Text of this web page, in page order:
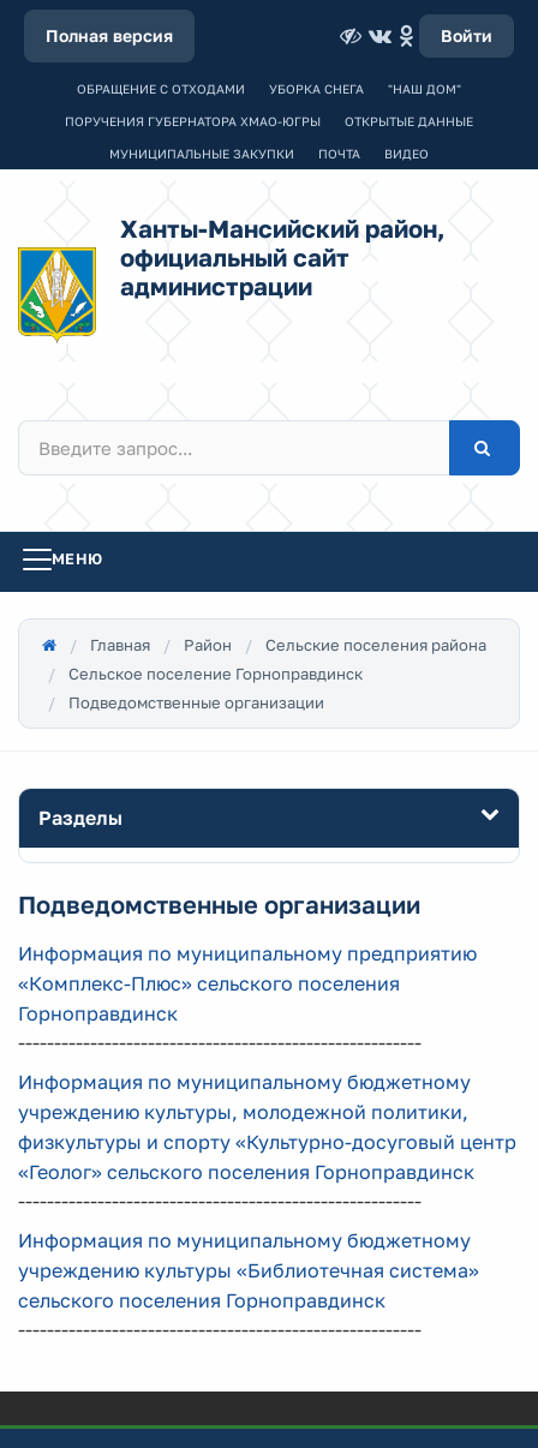
Полная версия Войти
ОБРАЩЕНИЕ С ОТХОДАМИ УБОРКА СНЕГА "НАШ ДОМ"
ПОРУЧЕНИЯ ГУБЕРНАТОРА ХМАО-ЮГРЫ ОТКРЫТЫЕ ДАННЫЕ
МУНИЦИПАЛЬНЫЕ ЗАКУПКИ ПОЧТА ВИДЕО
Ханты-Мансийский район,
официальный сайт
администрации
МЕНЮ
Главная Район
Сельские поселения района
Сельское поселение Горноправдинск
Подведомственные организации
Разделы
Подведомственные организации
Информация по муниципальному предприятию
«Комплекс-Плюс» сельского поселения
Горноправдинск
--------------------------------------------------------
Информация по муниципальному бюджетному
учреждению культуры, молодежной политики,
физкультуры и спорту «Культурно-досуговый центр
«Геолог» сельского поселения Горноправдинск
--------------------------------------------------------
Информация по муниципальному бюджетному
учреждению культуры «Библиотечная система»
сельского поселения Горноправдинск
--------------------------------------------------------